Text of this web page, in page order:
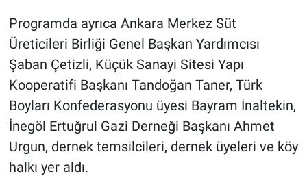
Programda ayrıca Ankara Merkez Süt
Üreticileri Birliği Genel Başkan Yardımcısı
Şaban Çetizli, Küçük Sanayi Sitesi Yapı
Kooperatifi Başkanı Tandoğan Taner, Türk
Boyları Konfederasyonu üyesi Bayram İnaltekin,
İnegöl Ertuğrul Gazi Derneği Başkanı Ahmet
Urgun, dernek temsilcileri, dernek üyeleri ve köy
halkı yer aldı.